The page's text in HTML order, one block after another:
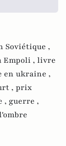
Soviétique ,
Empoli , livre
en ukraine ,
, prix
, guerre ,